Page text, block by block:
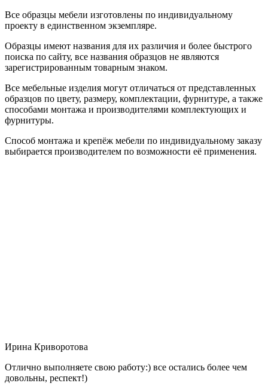
Все образцы мебели изготовлены по индивидуальному
проекту в единственном экземпляре.
Образцы имеют названия для их различия и более быстрого
поиска по сайту, все названия образцов не являются
зарегистрированным товарным знаком.
Все мебельные изделия могут отличаться от представленных
образцов по цвету, размеру, комплектации, фурнитуре, а также
способами монтажа и производителями комплектующих и
фурнитуры.
Способ монтажа и крепёж мебели по индивидуальному заказу
выбирается производителем по возможности её применения.
Ирина Криворотова
Отлично выполняете свою работу:) все остались более чем
довольны, респект!)